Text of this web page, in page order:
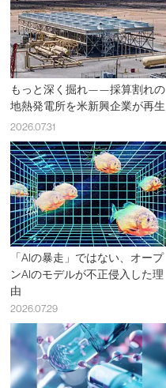
もっと深く掘れ——採算割れの
地熱発電所を米新興企業が再生
2026.07.31
「AIの暴走」ではない、オープ
ンAIのモデルが不正侵入した理
由
2026.07.29